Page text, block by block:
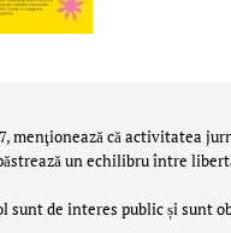
menţionează că activitatea
un echilibru între
de interes public și sunt